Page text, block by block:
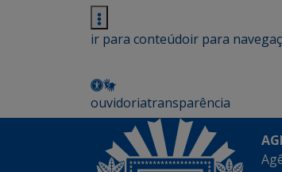
ir para conteúdoir para
ouvidoriatransparência